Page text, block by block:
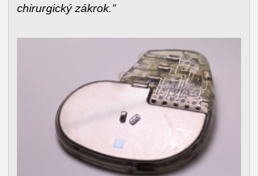
chirurgický zákrok.“